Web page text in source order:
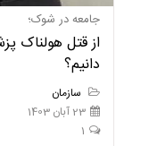
جامعه در شوک؛
از قتل
دانیم؟
سازمان
23 آبان 1403
1